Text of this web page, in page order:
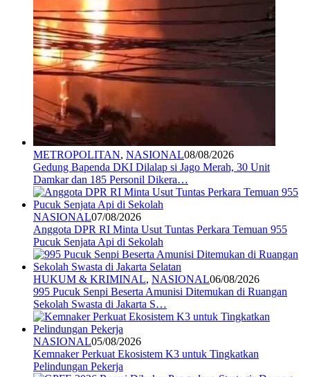
METROPOLITAN, NASIONAL08/08/2026
Gedung Bapenda DKI Dilalap si Jago Merah, 30 Unit
Damkar dan 185 Personil Dikera…
NASIONAL07/08/2026
Anggota DPR RI Minta Usut Tuntas Perkara Temuan 955
Pucuk Senjata Api di Sekolah
HUKUM & KRIMINAL, NASIONAL06/08/2026
995 Pucuk Senpi Beserta Amunisi Ditemukan di Ruangan
Sekolah Swasta di Jakarta S…
NASIONAL05/08/2026
Kemnaker Perkuat Ekosistem K3 untuk Tingkatkan
Pelindungan Pekerja